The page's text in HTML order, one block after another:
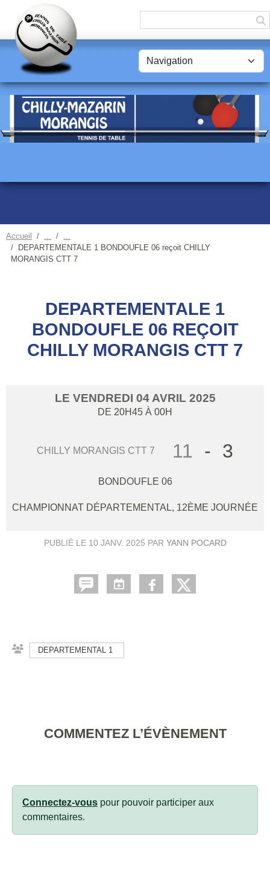
Accueil
DEPARTEMENTALE 1 BONDOUFLE 06 reçoit CHILLY
MORANGIS CTT 7
DEPARTEMENTALE 1
BONDOUFLE 06 REÇOIT
CHILLY MORANGIS CTT 7
LE VENDREDI 04 AVRIL 2025
DE 20H45 À 00H
CHILLY MORANGIS CTT 7 11 - 3
BONDOUFLE 06
CHAMPIONNAT DÉPARTEMENTAL, 12ÈME JOURNÉE
PUBLIÉ LE 10 JANV. 2025 PAR YANN POCARD
DEPARTEMENTAL 1
COMMENTEZ L’ÉVÈNEMENT
Connectez-vous pour pouvoir participer aux
commentaires.
Panneau de gestion des cookies